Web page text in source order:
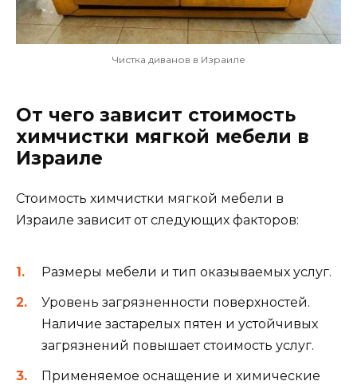
Чистка диванов в Израиле
От чего зависит стоимость
химчистки мягкой мебели в
Израиле
Стоимость химчистки мягкой мебели в
Израиле зависит от следующих факторов:
Размеры мебели и тип оказываемых услуг.
Уровень загрязненности поверхностей.
Наличие застарелых пятен и устойчивых
загрязнений повышает стоимость услуг.
Применяемое оснащение и химические